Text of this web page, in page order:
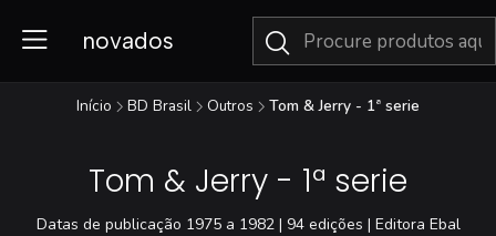
novados
Início BD Brasil Outros Tom & Jerry - 1ª serie
Tom & Jerry - 1ª serie
Datas de publicação 1975 a 1982 | 94 edições | Editora Ebal